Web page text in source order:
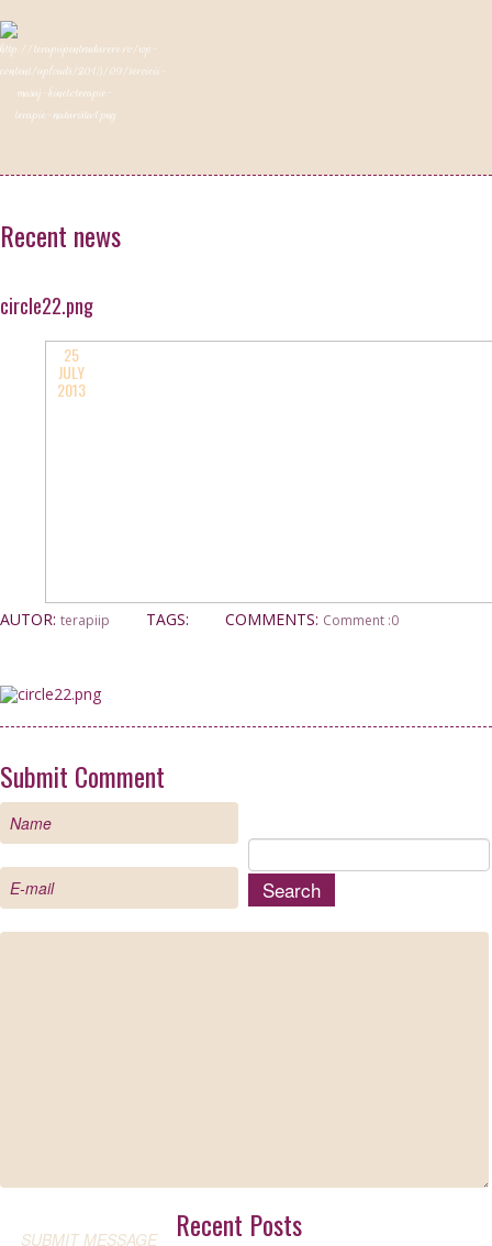
Recent news
circle22.png
25
JULY
2013
AUTOR: terapiip TAGS: COMMENTS: Comment :0
Submit Comment
Recent Posts